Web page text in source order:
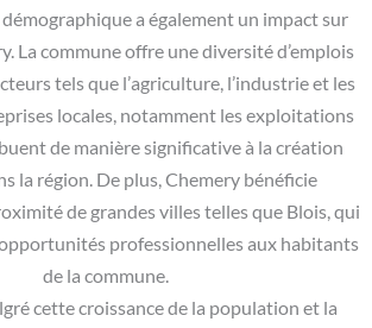
a également un impact sur
La commune offre une diversité d’emplois
tels que l’agriculture, l’industrie et les
locales, notamment les exploitations
de manière significative à la création
la région. De plus, Chemery bénéficie
de grandes villes telles que Blois, qui
professionnelles aux habitants
de la commune.
cette croissance de la population et la